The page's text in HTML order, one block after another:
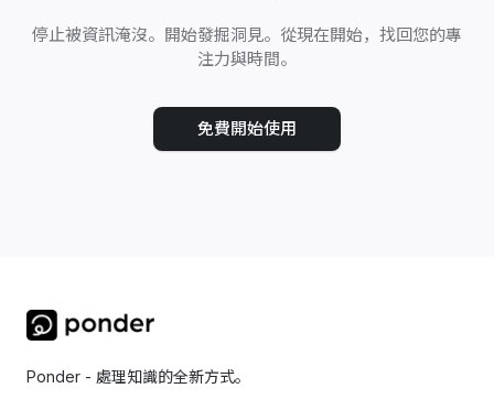
停止被資訊淹沒。開始發掘洞見。從現在開始，找回您的專
注力與時間。
免費開始使用
Ponder - 處理知識的全新方式。